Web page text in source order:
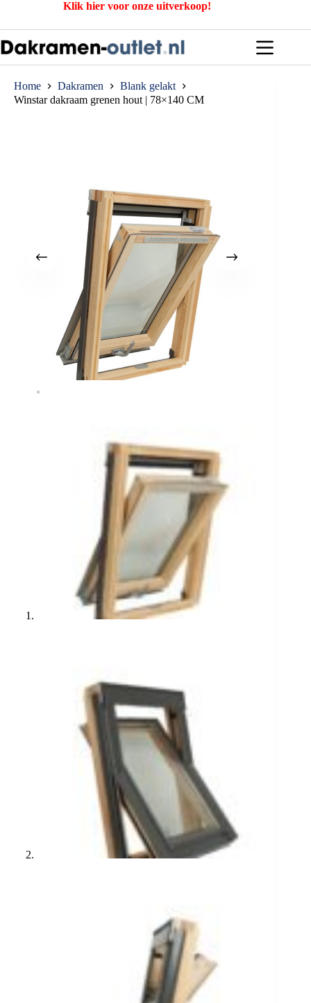
de
inhoud
Klik hier voor onze uitverkoop!
Home Dakramen
Blank gelakt
Winstar dakraam grenen hout | 78×140 CM